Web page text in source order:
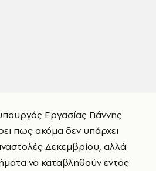
Εργασίας Γιάννης
πως ακόμα δεν υπάρχει
Δεκεμβρίου, αλλά
να καταβληθούν εντός